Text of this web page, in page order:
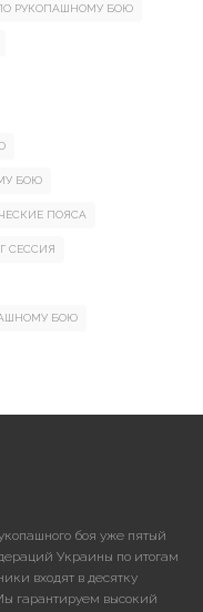
РУКОПАШНОМУ БОЮ
БОЮ
ПОЯСА
СЕССИЯ
БОЮ
боя уже пятый
Украины по итогам
входят в десятку
гарантируем высокий